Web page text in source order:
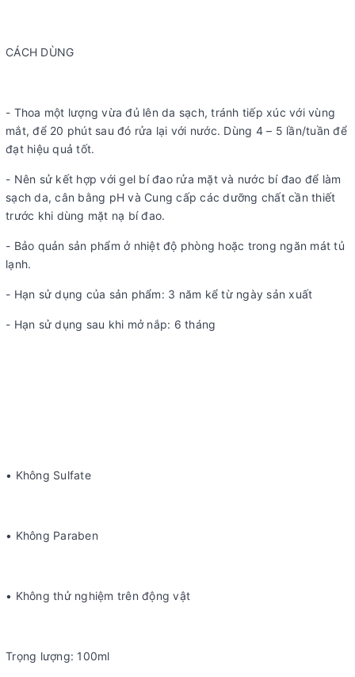
CÁCH DÙNG
- Thoa một lượng vừa đủ lên da sạch, tránh tiếp xúc với vùng
mắt, để 20 phút sau đó rửa lại với nước. Dùng 4 – 5 lần/tuần để
đạt hiệu quả tốt.
- Nên sử kết hợp với gel bí đao rửa mặt và nước bí đao để làm
sạch da, cân bằng pH và Cung cấp các dưỡng chất cần thiết
trước khi dùng mặt nạ bí đao.
- Bảo quản sản phẩm ở nhiệt độ phòng hoặc trong ngăn mát tủ
lạnh.
- Hạn sử dụng của sản phẩm: 3 năm kể từ ngày sản xuất
- Hạn sử dụng sau khi mở nắp: 6 tháng
• Không Sulfate
• Không Paraben
• Không thử nghiệm trên động vật
Trọng lượng: 100ml